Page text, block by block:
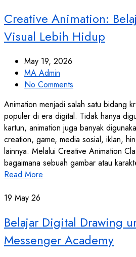
Creative Animation:
Visual Lebih Hidup
May 19, 2026
MA Admin
No Comments
Animation menjadi salah satu bidang
populer di era digital. Tidak hanya
kartun, animation juga banyak
creation, game, media sosial, iklan,
lainnya. Melalui Creative Animation
bagaimana sebuah gambar atau
Read More
19 May 26
Belajar Digital Drawing
Messenger Academy